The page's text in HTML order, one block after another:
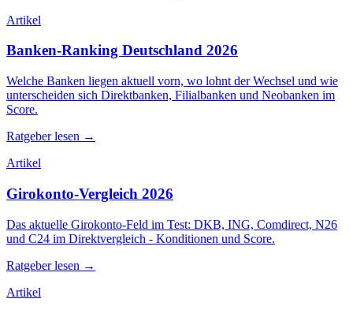
Artikel
Banken-Ranking Deutschland 2026
Welche Banken liegen aktuell vorn, wo lohnt der Wechsel und wie
unterscheiden sich Direktbanken, Filialbanken und Neobanken im
Score.
Ratgeber lesen →
Artikel
Girokonto-Vergleich 2026
Das aktuelle Girokonto-Feld im Test: DKB, ING, Comdirect, N26
und C24 im Direktvergleich - Konditionen und Score.
Ratgeber lesen →
Artikel